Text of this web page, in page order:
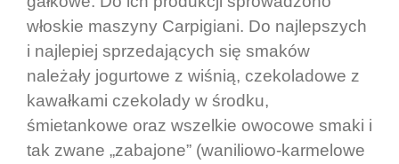
włoskie maszyny Carpigiani. Do najlepszych
i najlepiej sprzedających się smaków
należały jogurtowe z wiśnią, czekoladowe z
kawałkami czekolady w środku,
śmietankowe oraz wszelkie owocowe smaki i
tak zwane „zabajone” (waniliowo-karmelowe